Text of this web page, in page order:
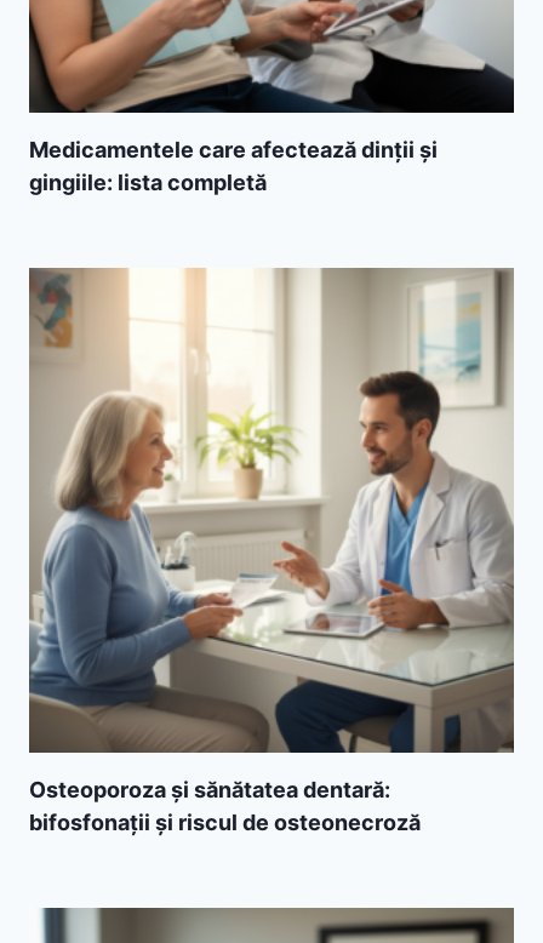
Medicamentele care afectează dinții și
gingiile: lista completă
Osteoporoza și sănătatea dentară:
bifosfonații și riscul de osteonecroză